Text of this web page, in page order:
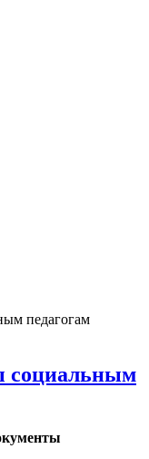
педагогам
социальным